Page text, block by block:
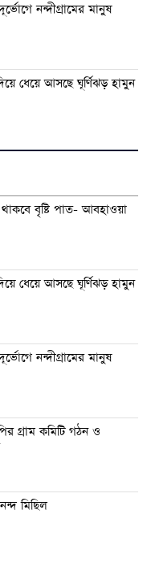
নন্দীগ্রামের মানুষ
ধেয়ে আসছে ঘূর্ণিঝড় হামুন
বৃষ্টি পাত- আবহাওয়া
ধেয়ে আসছে ঘূর্ণিঝড় হামুন
নন্দীগ্রামের মানুষ
গ্রাম কমিটি গঠন ও
মিছিল